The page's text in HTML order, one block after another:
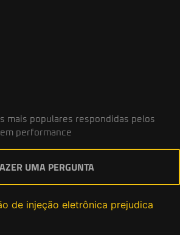
mais populares respondidas pelos
performance
UMA PERGUNTA
de injeção eletrônica prejudica